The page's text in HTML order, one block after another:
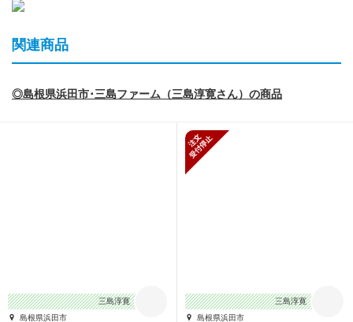
関連商品
◎島根県浜田市･三島ファーム（三島淳寛さん）の商品
三島淳寛
島根県浜田市
三島淳寛
島根県浜田市